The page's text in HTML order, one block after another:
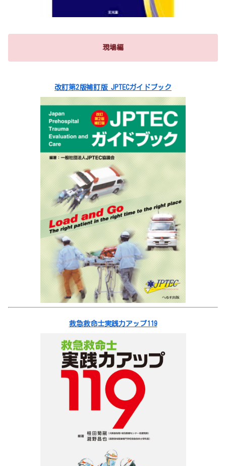
現場編
改訂第2版補訂版 JPTECガイドブック
救急救命士実践力アップ119